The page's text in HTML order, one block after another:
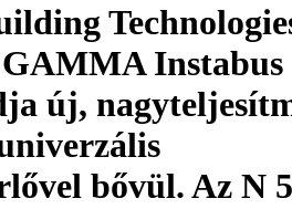
Instabus
új,
bővül. Az N